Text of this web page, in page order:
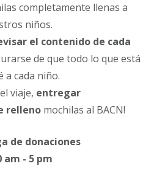
completamente llenas a
niños.
el contenido de cada
de que todo lo que está
a cada niño.
viaje, entregar
relleno mochilas al BACN!
de donaciones
am - 5 pm